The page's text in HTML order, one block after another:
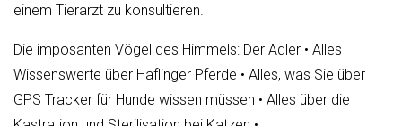
einem Tierarzt zu konsultieren.
Die imposanten Vögel des Himmels: Der Adler • Alles
Wissenswerte über Haflinger Pferde • Alles, was Sie über
GPS Tracker für Hunde wissen müssen • Alles über die